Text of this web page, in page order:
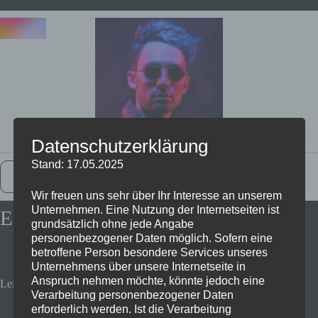
Eclipse – überall Dark Mode
Leider nur für iOS
Datenschutzerklärung
Stand: 17.05.2025
Wir freuen uns sehr über Ihr Interesse an unserem
Unternehmen. Eine Nutzung der Internetseiten ist
grundsätzlich ohne jede Angabe
personenbezogener Daten möglich. Sofern eine
betroffene Person besondere Services unseres
Unternehmens über unsere Internetseite in
Anspruch nehmen möchte, könnte jedoch eine
Verarbeitung personenbezogener Daten
erforderlich werden. Ist die Verarbeitung